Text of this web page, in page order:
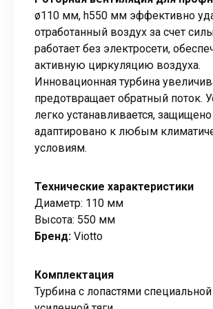
ø110 мм, h550 мм эффективно
отработанный воздух за счет
работает без электросети,
активную циркуляцию воздуха.
Инновационная турбина
предотвращает обратный поток.
легко устанавливается,
адаптировано к любым
условиям.
Технические характеристики
Диаметр: 110 мм
Высота: 550 мм
Бренд: Viotto
Комплектация
Турбина с лопастями